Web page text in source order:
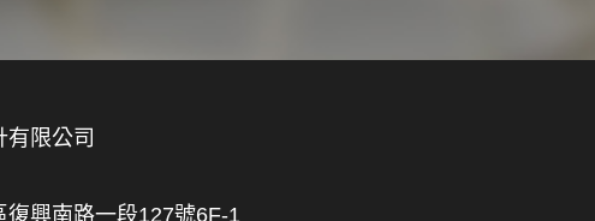
限公司
復興南路一段127號6F-1